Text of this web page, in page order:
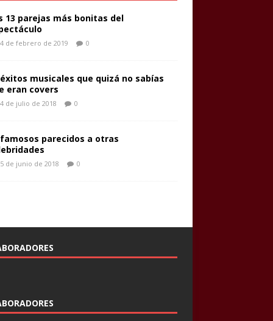
13 parejas más bonitas del
de febrero de 2019 0
musicales que quizá no sabías
eran covers
de julio de 2018 0
famosos parecidos a otras
de junio de 2018 0